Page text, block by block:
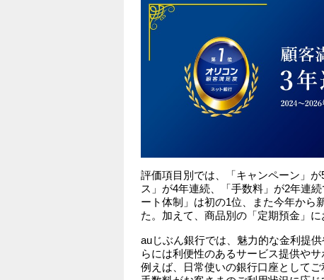
評価項目別では、「キャンペーン」
ス」が4年連続、「手数料」が2年連
ート体制」は初の1位、また今年から
た。加えて、商品別の「定期預金」
auじぶん銀行では、魅力的な金利提
らには利便性のあるサービス提供や
例えば、日常使いの銀行口座として